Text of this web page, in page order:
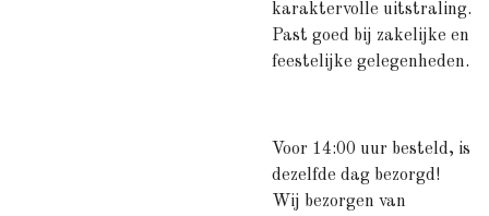
karaktervolle uitstraling.
Past goed bij zakelijke en
feestelijke gelegenheden.
Voor 14:00 uur besteld, is
dezelfde dag bezorgd!
Wij bezorgen van